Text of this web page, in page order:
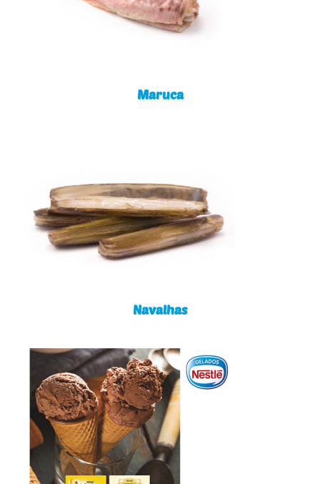
Maruca
Navalhas
Navalhas
Scooping Premium